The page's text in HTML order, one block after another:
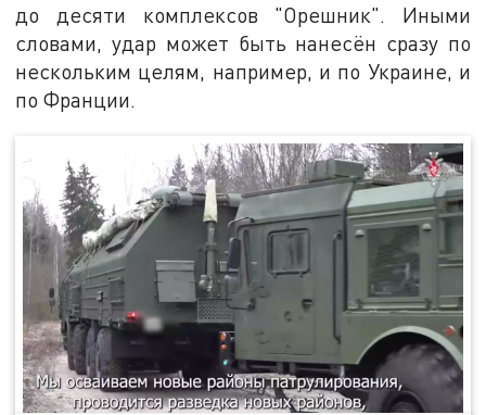
до десяти комплексов "Орешник". Иными
словами, удар может быть нанесён сразу по
нескольким целям, например, и по Украине, и
по Франции.